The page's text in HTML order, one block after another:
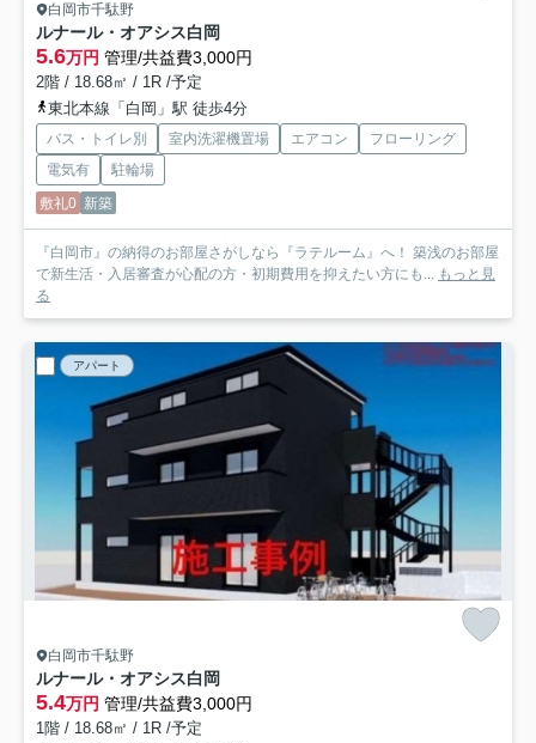
白岡市千駄野
ルナール・オアシス白岡
5.6万円 管理/共益費3,000円
2階 / 18.68㎡ / 1R /予定
東北本線「白岡」駅 徒歩4分
バス・トイレ別 室内洗濯機置場 エアコン
フローリング
電気有
駐輪場
敷礼0 新築
『白岡市』の納得のお部屋さがしなら『ラテルーム』へ！ 築浅のお部屋
で新生活・入居審査が心配の方・初期費用を抑えたい方にも... もっと見
る
アパート
白岡市千駄野
ルナール・オアシス白岡
5.4万円 管理/共益費3,000円
1階 / 18.68㎡ / 1R /予定